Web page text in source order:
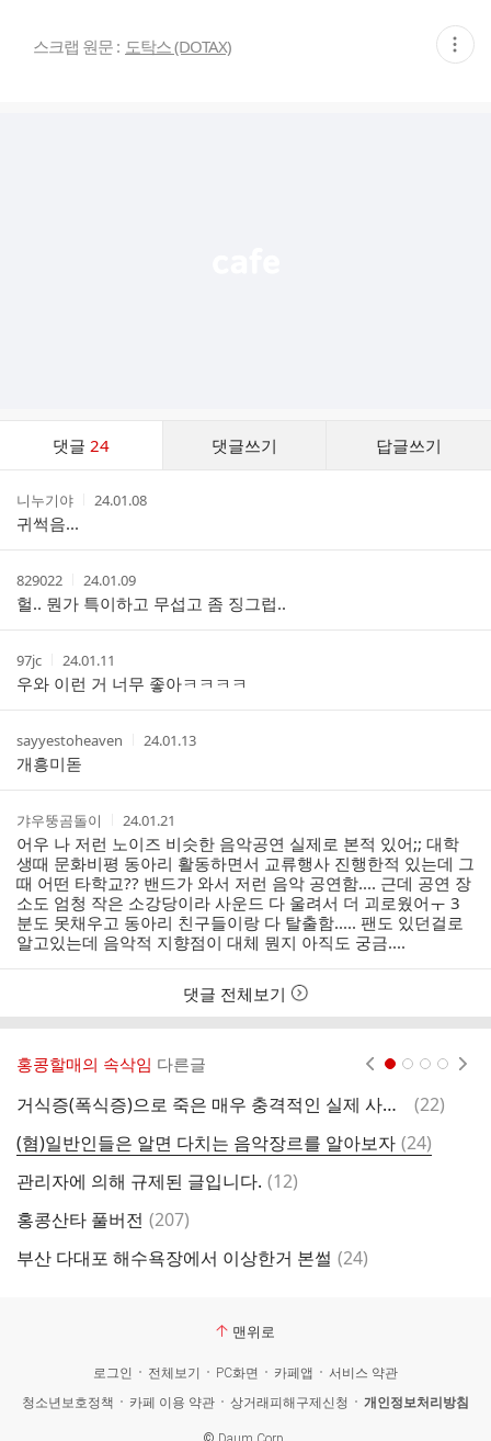
스크랩 원문 : 도탁스 (DOTAX) 현
재
댓글24 댓글쓰기 답글쓰기
스
작
성
자
니누기야
작
간
24.01.08
귀썩음...
작
성
자
829022
작
성
시
간
24.01.09
헐.. 뭔가 특이하고 무섭고 좀 징그럽..
작
성
자
97jc
작
성
시
간
24.01.11
우와 이런 거 너무 좋아ㅋㅋㅋㅋ
작
성
자
sayyestoheaven
작
간
24.01.13
개흥미돋
작
성
자
갸우뚱곰돌이
작
성
시
간
24.01.21
어우 나 저런 노이즈 비슷한 음악공연 실제로 본적 있어;; 대학
생때 문화비평 동아리 활동하면서 교류행사 진행한적 있는데 그
때 어떤 타학교?? 밴드가 와서 저런 음악 공연함.... 근데 공연 장
소도 엄청 작은 소강당이라 사운드 다 울려서 더 괴로웠어ㅜ 3
분도 못채우고 동아리 친구들이랑 다 탈출함..... 팬도 있던걸로
알고있는데 음악적 지향점이 대체 뭔지 아직도 궁금....
댓글 전체보기
홍콩할매의 속삭임 다른글
거식증(폭식증)으로 죽은 매우 충격적인 실제 사례(규제 글 찾았어ㅠ)
댓
(22)
(혐)일반인들은 알면 다치는 음악장르를 알아보자 댓
글
(24)
관리자에 의해 규제된 글입니다. 댓
(12)
홍콩산타 풀버전 댓
(207)
부산 다대포 해수욕장에서 이상한거 본썰 댓
(24)
맨위로
로그인 전체보기 PC화면 카페앱
서비스 약관
청소년보호정책
카페 이용 약관 상거래피해구제신청 개인정보처리방침